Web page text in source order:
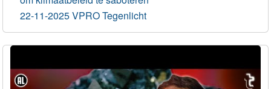
22-11-2025 VPRO Tegenlicht